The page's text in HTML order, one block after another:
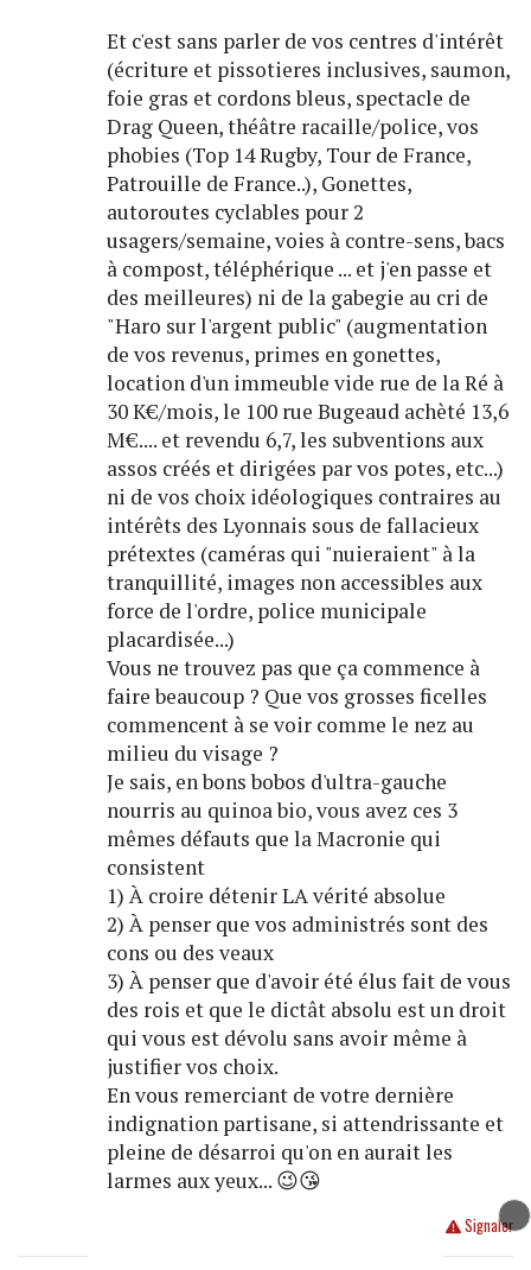
Et c'est sans parler de vos centres d'intérêt
(écriture et pissotieres inclusives, saumon,
foie gras et cordons bleus, spectacle de
Drag Queen, théâtre racaille/police, vos
phobies (Top 14 Rugby, Tour de France,
Patrouille de France..), Gonettes,
autoroutes cyclables pour 2
usagers/semaine, voies à contre-sens, bacs
à compost, téléphérique ... et j'en passe et
des meilleures) ni de la gabegie au cri de
"Haro sur l'argent public" (augmentation
de vos revenus, primes en gonettes,
location d'un immeuble vide rue de la Ré à
30 K€/mois, le 100 rue Bugeaud achèté 13,6
M€.... et revendu 6,7, les subventions aux
assos créés et dirigées par vos potes, etc...)
ni de vos choix idéologiques contraires au
intérêts des Lyonnais sous de fallacieux
prétextes (caméras qui "nuieraient" à la
tranquillité, images non accessibles aux
force de l'ordre, police municipale
placardisée...)
Vous ne trouvez pas que ça commence à
faire beaucoup ? Que vos grosses ficelles
commencent à se voir comme le nez au
milieu du visage ?
Je sais, en bons bobos d'ultra-gauche
nourris au quinoa bio, vous avez ces 3
mêmes défauts que la Macronie qui
consistent
1) À croire détenir LA vérité absolue
2) À penser que vos administrés sont des
cons ou des veaux
3) À penser que d'avoir été élus fait de vous
des rois et que le dictât absolu est un droit
qui vous est dévolu sans avoir même à
justifier vos choix.
En vous remerciant de votre dernière
indignation partisane, si attendrissante et
pleine de désarroi qu'on en aurait les
larmes aux yeux... 😉😘
Signaler